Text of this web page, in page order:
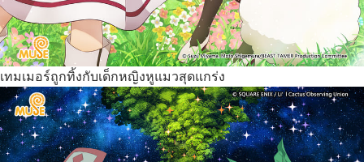
เทมเมอร์ถูกทิ้งกับเด็กหญิงหูแมวสุดแกร่ง